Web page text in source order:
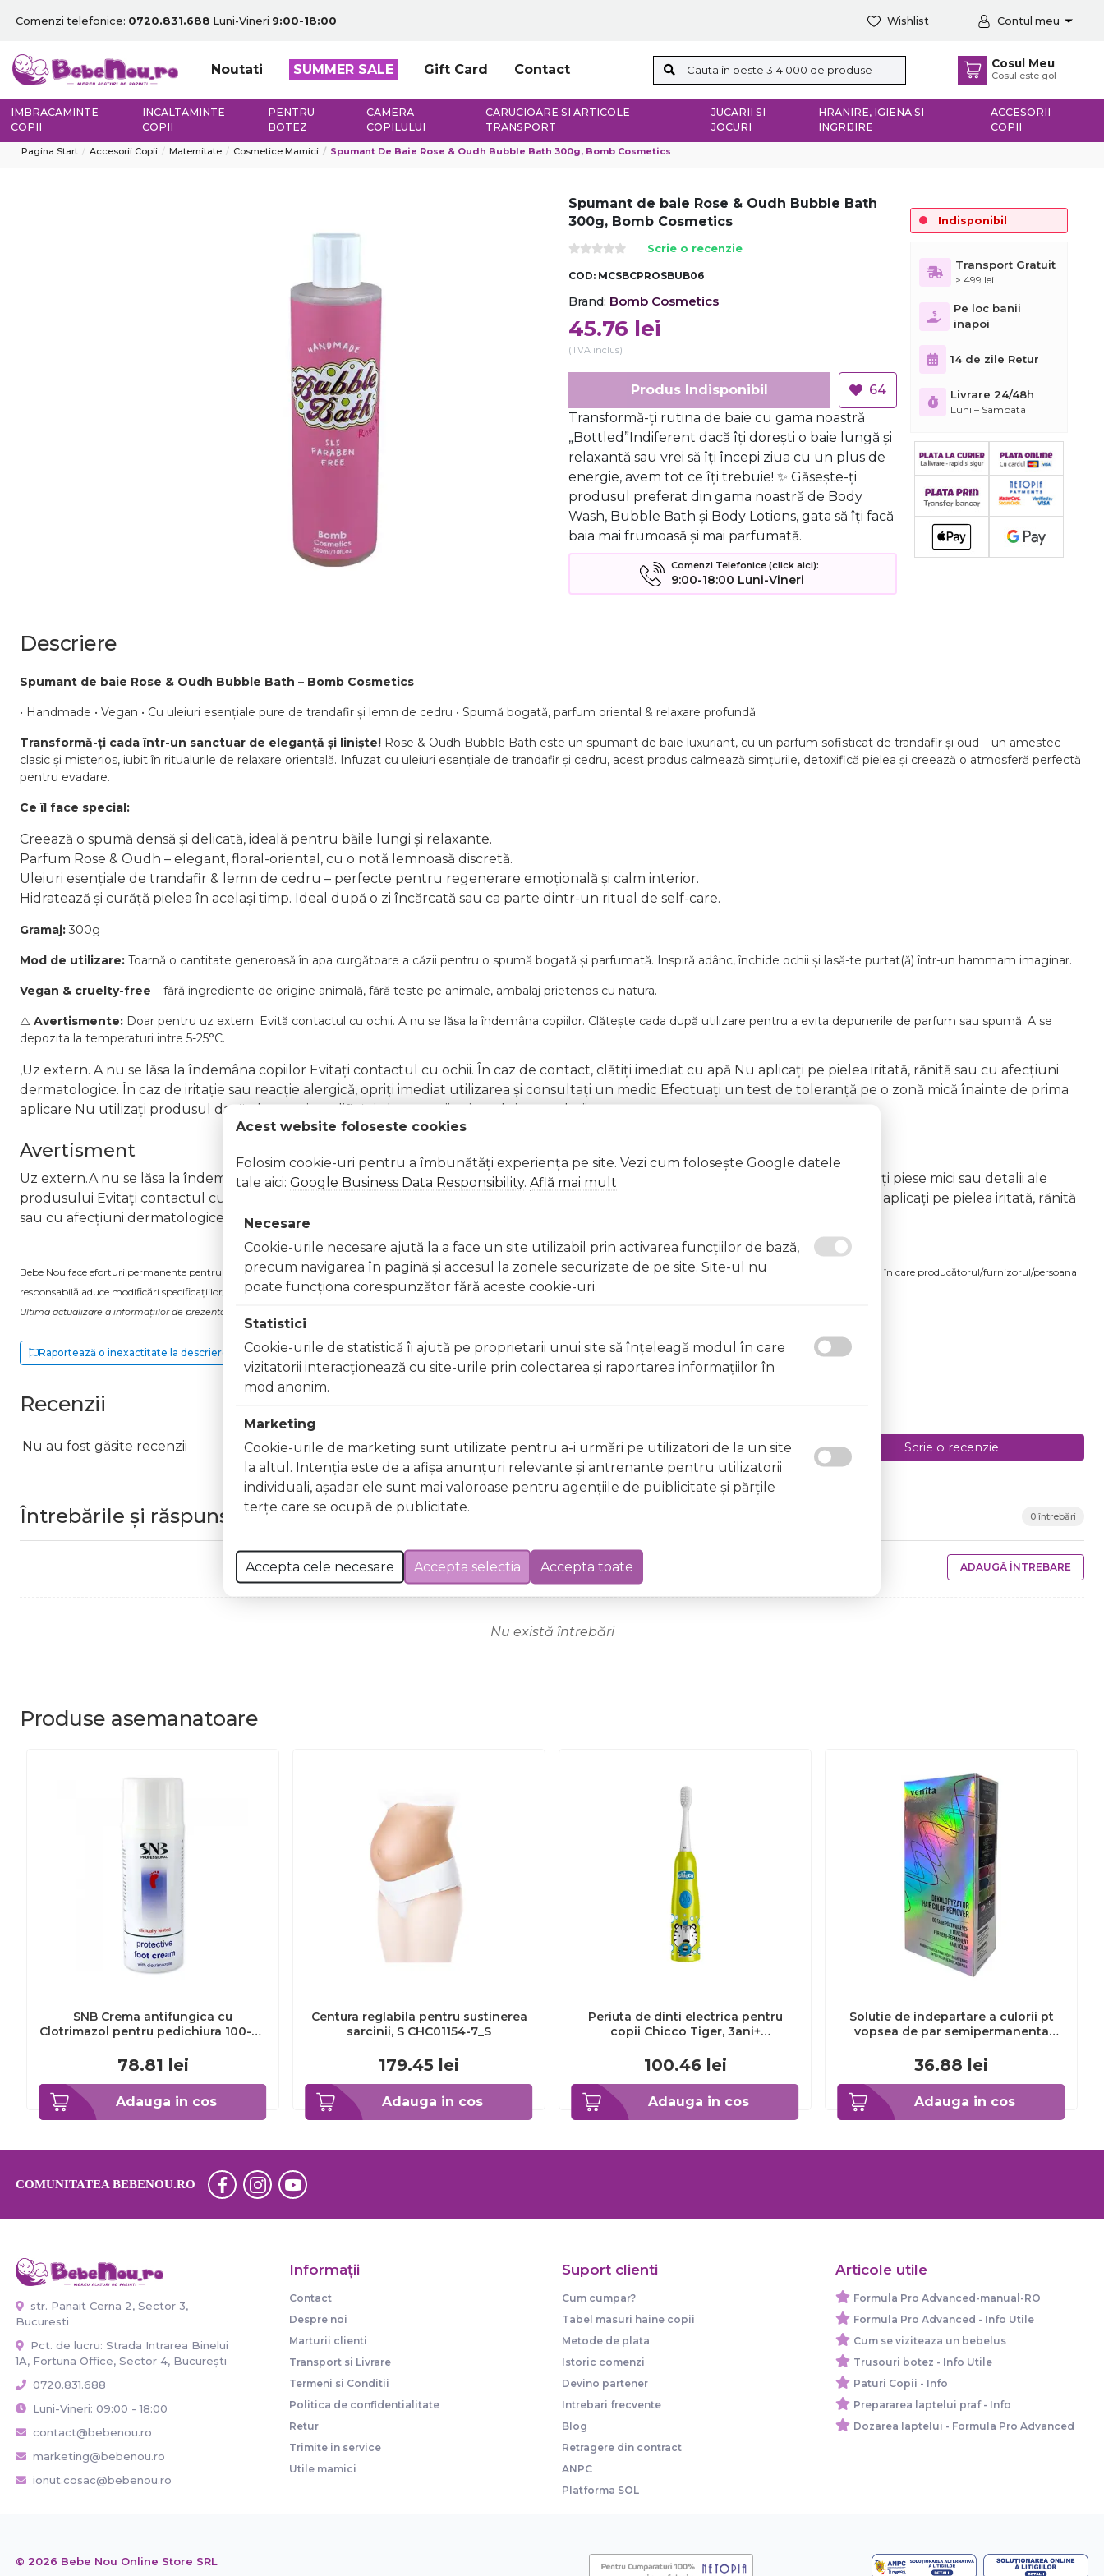
Comenzi telefonice: 0720.831.688 Luni-Vineri 9:00-18:00 Wishlist Contul meu
Noutati SUMMER SALE Gift Card Contact Cosul Meu
Cosul este gol
IMBRACAMINTE
COPII
INCALTAMINTE
COPII
PENTRU
BOTEZ
CAMERA
COPILULUI
CARUCIOARE SI ARTICOLE
TRANSPORT
JUCARII SI
JOCURI
HRANIRE, IGIENA SI
INGRIJIRE
ACCESORII
COPII
Pagina Start Accesorii Copii Maternitate Cosmetice Mamici Spumant De Baie Rose & Oudh Bubble Bath 300g, Bomb Cosmetics
Spumant de baie Rose & Oudh Bubble Bath
300g, Bomb Cosmetics
Scrie o recenzie
COD: MCSBCPROSBUB06
Brand: Bomb Cosmetics
45.76 lei
(TVA inclus)
Produs Indisponibil
64
Transformă-ți rutina de baie cu gama noastră
„Bottled”Indiferent dacă îți dorești o baie lungă și
relaxantă sau vrei să îți începi ziua cu un plus de
energie, avem tot ce îți trebuie! ✨ Găsește-ți
produsul preferat din gama noastră de Body
Wash, Bubble Bath și Body Lotions, gata să îți facă
baia mai frumoasă și mai parfumată.
Comenzi Telefonice (click aici):
9:00-18:00 Luni-Vineri
Indisponibil
Transport Gratuit
> 499 lei
Pe loc banii
inapoi
14 de zile Retur
Livrare 24/48h
Luni – Sambata
Descriere
Spumant de baie Rose & Oudh Bubble Bath – Bomb Cosmetics
• Handmade • Vegan • Cu uleiuri esențiale pure de trandafir și lemn de cedru • Spumă bogată, parfum oriental & relaxare profundă
Transformă-ți cada într-un sanctuar de eleganță și liniște! Rose & Oudh Bubble Bath este un spumant de baie luxuriant, cu un parfum sofisticat de trandafir și oud – un amestec
clasic și misterios, iubit în ritualurile de relaxare orientală. Infuzat cu uleiuri esențiale de trandafir și cedru, acest produs calmează simțurile, detoxifică pielea și creează o atmosferă perfectă
pentru evadare.
Ce îl face special:
Creează o spumă densă și delicată, ideală pentru băile lungi și relaxante.
Parfum Rose & Oudh – elegant, floral-oriental, cu o notă lemnoasă discretă.
Uleiuri esențiale de trandafir & lemn de cedru – perfecte pentru regenerare emoțională și calm interior.
Hidratează și curăță pielea în același timp. Ideal după o zi încărcată sau ca parte dintr-un ritual de self-care.
Gramaj: 300g
Mod de utilizare: Toarnă o cantitate generoasă în apa curgătoare a căzii pentru o spumă bogată și parfumată. Inspiră adânc, închide ochii și lasă-te purtat(ă) într-un hammam imaginar.
Vegan & cruelty-free – fără ingrediente de origine animală, fără teste pe animale, ambalaj prietenos cu natura.
⚠️ Avertismente: Doar pentru uz extern. Evită contactul cu ochii. A nu se lăsa la îndemâna copiilor. Clătește cada după utilizare pentru a evita depunerile de parfum sau spumă. A se
depozita la temperaturi intre 5-25°C.
,Uz extern. A nu se lăsa la îndemâna copiilor Evitați contactul cu ochii. În caz de contact, clătiți imediat cu apă Nu aplicați pe pielea iritată, rănită sau cu afecțiuni
dermatologice. În caz de iritație sau reacție alergică, opriți imediat utilizarea și consultați un medic Efectuați un test de toleranță pe o zonă mică înainte de prima
aplicare Nu utilizați produsul dacă observați modificări ale texturii, mirosului sau culorii
Avertisment
Uz extern.A nu se lăsa la îndemâna copiilor fără supravegherea unui adult A nu se lăsa la îndemâna copiilor mici care ar putea înghiți piese mici sau detalii ale
produsului Evitați contactul cu ochii. În caz de contact, clătiți imediat cu apă Nu înghițiți. În caz de ingerare, consultați un medic Nu aplicați pe pielea iritată, rănită
sau cu afecțiuni dermatologice În cazul apariției iritațiilor sau reacțiilor alergice, opriți utilizarea și consultați un medic
Bebe Nou face eforturi permanente pentru a păstra informațiile actualizate. Excepții pentru care informațiile prezentate pot fi diferite față de cele ale produsului comandat pot fi acelea în care producătorul/furnizorul/persoana
responsabilă aduce modificări specificațiilor/etichetei acestuia, fără a ne informa în prealabil. În cazul apariției unor diferențe, prevalează informația de pe etichetele produsului fizic.
Ultima actualizare a informațiilor de prezentare pentru Spumant de baie Rose & Oudh Bubble Bath 300g, Bomb Cosmetics a fost efectuată la data de 07.08.2026
Raportează o inexactitate la descriere
Recenzii
Nu au fost găsite recenzii Scrie o recenzie
Întrebările și răspunsurile clienților 0 întrebări
ADAUGĂ ÎNTREBARE
Nu există întrebări
Produse asemanatoare
Adauga in cos
SNB Crema antifungica cu
Clotrimazol pentru pedichiura 100-ml
78.81 lei
Adauga in cos
Centura reglabila pentru sustinerea
sarcinii, S CHC01154-7_S
179.45 lei
Adauga in cos
Periuta de dinti electrica pentru
copii Chicco Tiger, 3ani+
100.46 lei
Adauga in cos
Solutie de indepartare a culorii pt
vopsea de par semipermanenta
ml
36.88 lei
COMUNITATEA BEBENOU.RO
str. Panait Cerna 2, Sector 3,
Bucuresti
Pct. de lucru: Strada Intrarea Binelui
1A, Fortuna Office, Sector 4, București
0720.831.688
Luni-Vineri: 09:00 - 18:00
contact@bebenou.ro
marketing@bebenou.ro
ionut.cosac@bebenou.ro
Informaţii
Contact
Despre noi
Marturii clienti
Transport si Livrare
Termeni si Conditii
Politica de confidentialitate
Retur
Trimite in service
Utile mamici
Suport clienti
Cum cumpar?
Tabel masuri haine copii
Metode de plata
Istoric comenzi
Devino partener
Intrebari frecvente
Blog
Retragere din contract
ANPC
Platforma SOL
Articole utile
Formula Pro Advanced-manual-RO
Formula Pro Advanced - Info Utile
Cum se viziteaza un bebelus
Trusouri botez - Info Utile
Paturi Copii - Info
Prepararea laptelui praf - Info
Dozarea laptelui - Formula Pro Advanced
© 2026 Bebe Nou Online Store SRL
Acest website foloseste cookies
Folosim cookie-uri pentru a îmbunătăți experiența pe site. Vezi cum folosește Google datele
tale aici: Google Business Data Responsibility. Află mai mult
Necesare
Cookie-urile necesare ajută la a face un site utilizabil prin activarea funcţiilor de bază,
precum navigarea în pagină şi accesul la zonele securizate de pe site. Site-ul nu
poate funcţiona corespunzător fără aceste cookie-uri.
Statistici
Cookie-urile de statistică îi ajută pe proprietarii unui site să înţeleagă modul în care
vizitatorii interacţionează cu site-urile prin colectarea şi raportarea informaţiilor în
mod anonim.
Marketing
Cookie-urile de marketing sunt utilizate pentru a-i urmări pe utilizatori de la un site
la altul. Intenţia este de a afişa anunţuri relevante şi antrenante pentru utilizatorii
individuali, aşadar ele sunt mai valoroase pentru agenţiile de puiblicitate şi părţile
terţe care se ocupă de publicitate.
Accepta cele necesare Accepta selectia Accepta toate